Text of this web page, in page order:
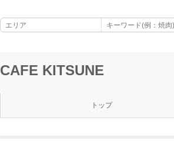
CAFE KITSUNE
トップ